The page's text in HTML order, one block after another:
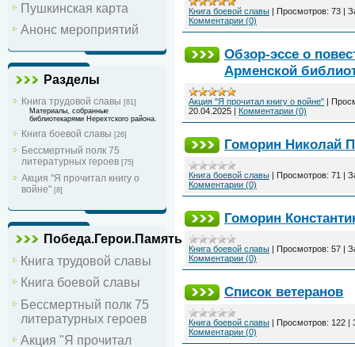
Пушкинская карта
Анонс мероприятий
Разделы
Книга трудовой славы [81]
Материалы, собранные
библиотекарями Нерехтского района.
Книга боевой славы [26]
Бессмертный полк 75
литературных героев [75]
Акция "Я прочитал книгу о
войне" [8]
Победа.Герои.Память
Книга трудовой славы
Книга боевой славы
Бессмертный полк 75
литературных героев
Акция "Я прочитал
Книга боевой славы | Просмотров: 73 |
Комментарии (0)
Обзор-эссе о
Арменской
Акция "Я прочитал книгу о войне" |
20.04.2025 | Комментарии (0)
Гоморин Николай
Книга боевой славы | Просмотров: 71 |
Комментарии (0)
Гоморин
Книга боевой славы | Просмотров: 57 |
Комментарии (0)
Список ветеранов
Книга боевой славы | Просмотров: 122 |
Комментарии (0)